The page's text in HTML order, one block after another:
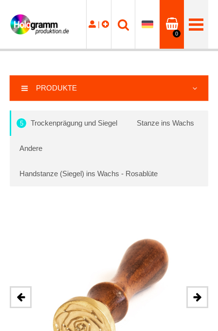
|
0
PRODUKTE
5 Trockenprägung und Siegel Stanze ins Wachs
Andere
Handstanze (Siegel) ins Wachs - Rosablüte